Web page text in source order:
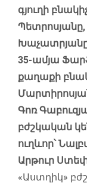
գյուղի
35-ամյա
քաղաքի
Գոռ
բժշկական
ուղևոր՝
Արթուր
«Աստղիկ»